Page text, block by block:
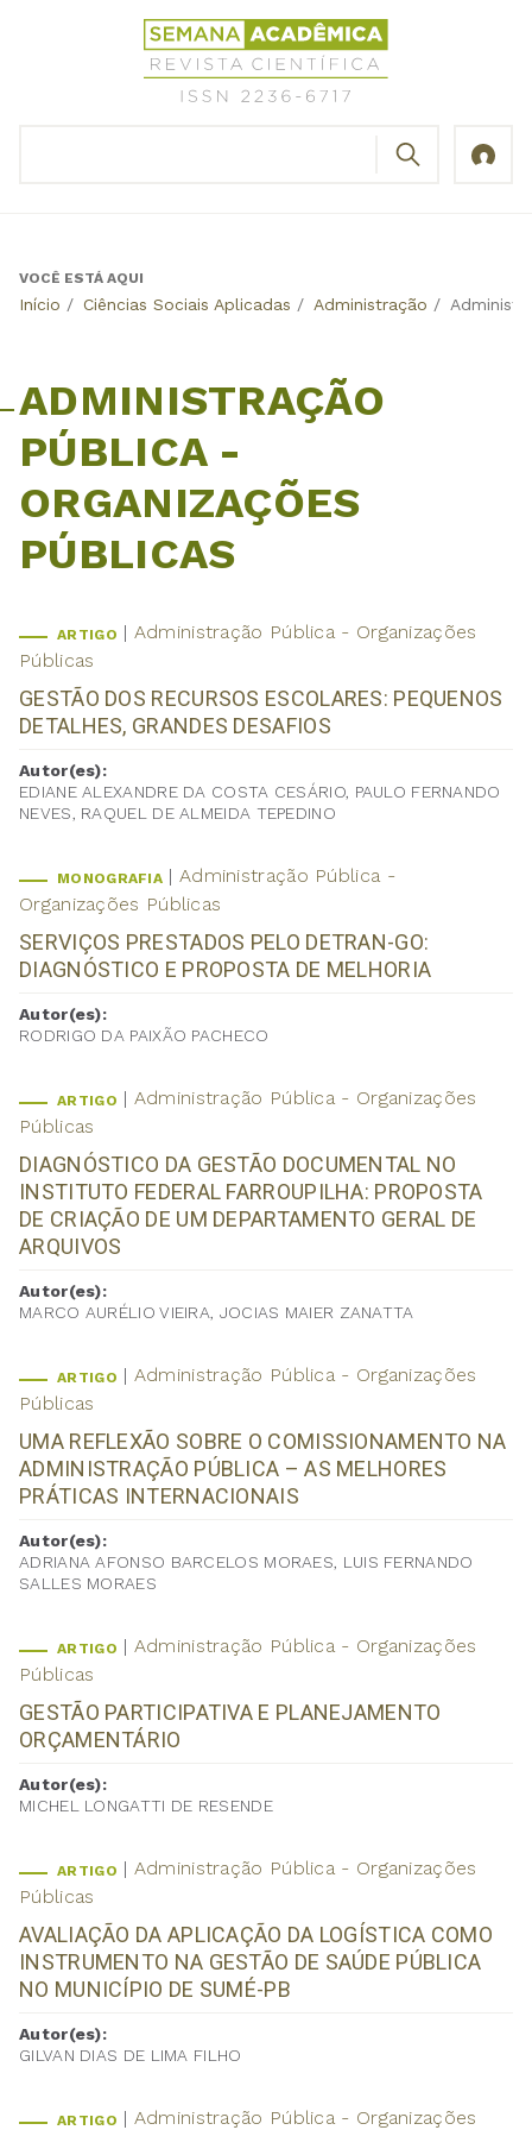
Revista
Científica
Semana
Back
VOCÊ ESTÁ AQUI
Início / Ciências Sociais Aplicadas / Administração /
ADMINISTRAÇÃO
PÚBLICA -
ORGANIZAÇÕES
PÚBLICAS
ARTIGO
Administração Pública - Organizações
Públicas
GESTÃO DOS RECURSOS ESCOLARES: PEQUENOS
DETALHES, GRANDES DESAFIOS
Autor(es):
EDIANE ALEXANDRE DA COSTA CESÁRIO, PAULO FERNANDO
NEVES, RAQUEL DE ALMEIDA TEPEDINO
MONOGRAFIA
Administração Pública -
Organizações Públicas
SERVIÇOS PRESTADOS PELO DETRAN-GO:
DIAGNÓSTICO E PROPOSTA DE MELHORIA
Autor(es):
RODRIGO DA PAIXÃO PACHECO
ARTIGO
Administração Pública - Organizações
Públicas
DIAGNÓSTICO DA GESTÃO DOCUMENTAL NO
INSTITUTO FEDERAL FARROUPILHA: PROPOSTA
DE CRIAÇÃO DE UM DEPARTAMENTO GERAL DE
ARQUIVOS
Autor(es):
MARCO AURÉLIO VIEIRA, JOCIAS MAIER ZANATTA
ARTIGO
Administração Pública - Organizações
Públicas
UMA REFLEXÃO SOBRE O COMISSIONAMENTO NA
ADMINISTRAÇÃO PÚBLICA – AS MELHORES
PRÁTICAS INTERNACIONAIS
Autor(es):
ADRIANA AFONSO BARCELOS MORAES, LUIS FERNANDO
SALLES MORAES
ARTIGO
Administração Pública - Organizações
Públicas
GESTÃO PARTICIPATIVA E PLANEJAMENTO
ORÇAMENTÁRIO
Autor(es):
MICHEL LONGATTI DE RESENDE
ARTIGO
Administração Pública - Organizações
Públicas
AVALIAÇÃO DA APLICAÇÃO DA LOGÍSTICA COMO
INSTRUMENTO NA GESTÃO DE SAÚDE PÚBLICA
NO MUNICÍPIO DE SUMÉ-PB
Autor(es):
GILVAN DIAS DE LIMA FILHO
ARTIGO Administração Pública - Organizações